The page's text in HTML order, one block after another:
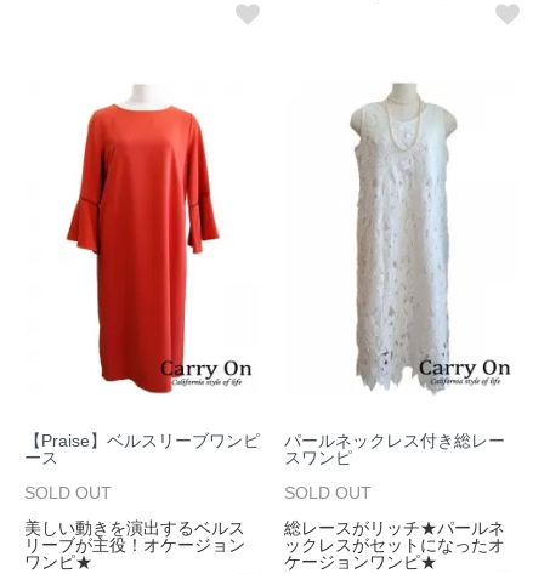
【Praise】ベルスリーブワンピ
ース
SOLD OUT
美しい動きを演出するベルス
リーブが主役！オケージョン
ワンピ★
パールネックレス付き総レー
スワンピ
SOLD OUT
総レースがリッチ★パールネ
ックレスがセットになったオ
ケージョンワンピ★